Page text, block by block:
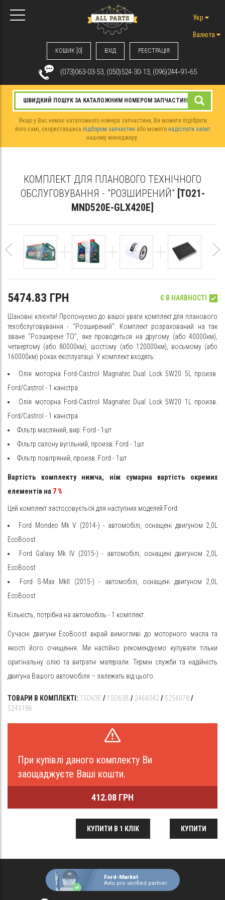
КОШИК [0] ВХIД РЕЄСТРАЦІЯ
Укр
Валюта
(073)063-03-53, (050)524-30-13, (096)244‑91‑65
Якщо у Вас немає каталожного номера запчастини, Ви можете підібрати
його самі, скориставшись підбором запчастин або можете надіслати запит
нашому менеджеру.
КОМПЛЕКТ ДЛЯ ПЛАНОВОГО ТЕХНІЧНОГО
ОБСЛУГОВУВАННЯ - "РОЗШИРЕНИЙ" [TO21-
MND520E-GLX420E]
5474.83 ГРН Є В НАЯВНОСТІ
Шановні клієнти! Пропонуємо до вашої уваги комплект для планового
техобслуговування - "Розширений". Комплект розрахований на так
зване "Розширене ТО", яке проводиться на другому (або 40000км),
четвертому (або 80000км), шостому (або 120000км), восьмому (або
160000км) роках експлуатації. У комплект входять:
Олія моторна Ford-Castrol Magnatec Dual Lock 5W20 5L произв.
Ford/Castrol - 1 каністра
Олія моторна Ford-Castrol Magnatec Dual Lock 5W20 1L произв.
Ford/Castrol - 1 каністра
Фільтр масляний, вир. Ford - 1шт
Фільтр салону вугільний, произв. Ford - 1шт
Фільтр повітряний, произв. Ford - 1шт
Вартість комплекту нижча, ніж сумарна вартість окремих
елементів на 7%
Цей комплект застосовується для наступних моделей Ford:
Ford Mondeo Mk V (2014-) - автомобілі, оснащені двигуном 2,0L
EcoBoost
Ford Galaxy Mk IV (2015-) - автомобілі, оснащені двигуном 2,0L
EcoBoost
Ford S-Max MkII (2015-) - автомобілі, оснащені двигуном 2,0L
EcoBoost
Кількість, потрібна на автомобіль - 1 комплект.
Сучасні двигуни EcoBoost вкрай вимогливі до моторного масла та
якості його очищення. Ми настійно рекомендуємо купувати тільки
оригінальну олію та витратні матеріали. Термін служби та надійність
двигуна Вашого автомобіля – залежать від цього.
ТОВАРИ В КОМПЛЕКТІ: 15D63E / 15D63B / 2468342 / 5256078/
5243186
При купівлі даного комплекту Ви
заощаджуєте Ваші кошти.
412.08 ГРН
КУПИТИ
КУПИТИ В 1 КЛІК
Ford-Market
Avto.pro verified partner